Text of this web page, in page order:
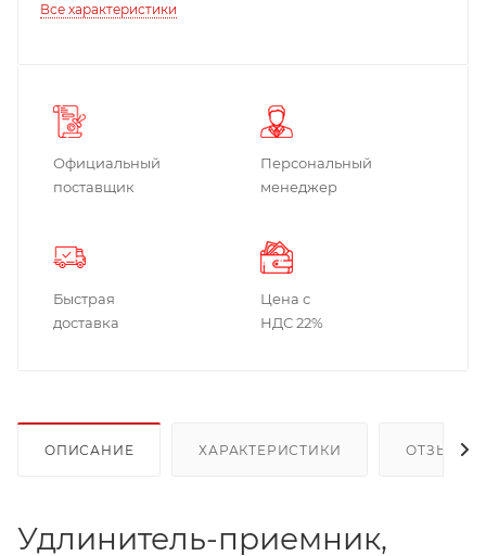
Все характеристики
Официальный
поставщик
Персональный
менеджер
Быстрая
доставка
Цена с
НДС 22%
ОПИСАНИЕ ХАРАКТЕРИСТИКИ ОТЗЫВЫ
Удлинитель-приемник,